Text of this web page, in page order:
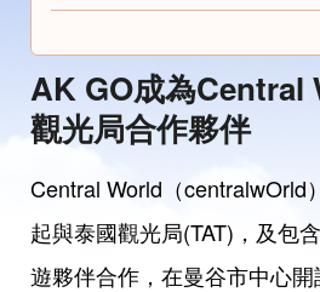
AK GO成為Central
觀光局合作夥伴
Central World（centralwOrld
起與泰國觀光局(TAT)，及包
遊夥伴合作，在曼谷市中心